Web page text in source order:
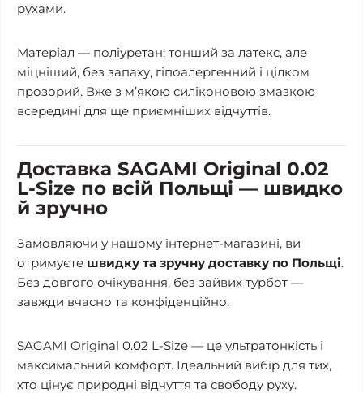
рухами.
Матеріал — поліуретан: тонший за латекс, але
міцніший, без запаху, гіпоалергенний і цілком
прозорий. Вже з м’якою силіконовою змазкою
всередині для ще приємніших відчуттів.
Доставка SAGAMI Original 0.02
L-Size по всій Польщі — швидко
й зручно
Замовляючи у нашому інтернет-магазині, ви
отримуєте швидку та зручну доставку по Польщі.
Без довгого очікування, без зайвих турбот —
завжди вчасно та конфіденційно.
SAGAMI Original 0.02 L-Size — це ультратонкість і
максимальний комфорт. Ідеальний вибір для тих,
хто цінує природні відчуття та свободу руху.